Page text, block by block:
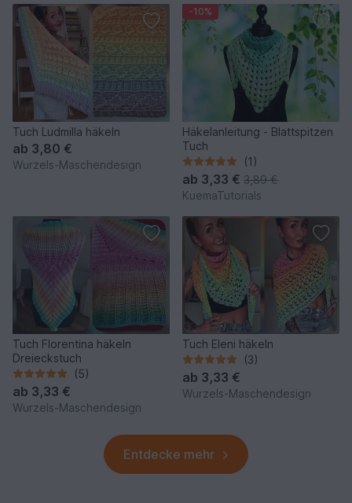
Tuch Ludmilla häkeln
ab 3,80 €
Wurzels-Maschendesign
-10%
Häkelanleitung - Blattspitzen
Tuch
(1)
ab 3,33 € 3,89 €
KuemaTutorials
Tuch Florentina häkeln
Dreieckstuch
(5)
ab 3,33 €
Wurzels-Maschendesign
Tuch Eleni häkeln
(3)
ab 3,33 €
Wurzels-Maschendesign
Entdecke mehr